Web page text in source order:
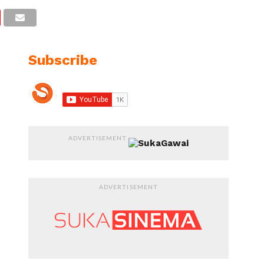
Subscribe
ADVERTISEMENT
ADVERTISEMENT